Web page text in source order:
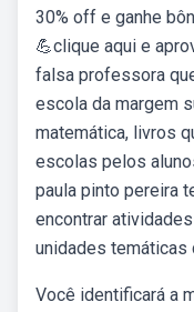
30% off e ganhe
💪clique aqui e
falsa professora
escola da margem
matemática, livros
escolas pelos
paula pinto pereira
encontrar
unidades temáticas
Você identificará a